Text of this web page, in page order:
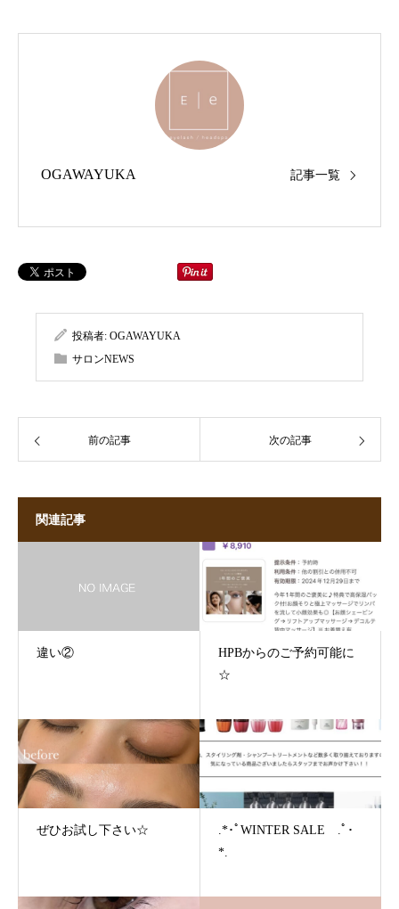
OGAWAYUKA 記事一覧
投稿者: OGAWAYUKA
サロンNEWS
前の記事 次の記事
関連記事
違い②
HPBからのご予約可能に
☆
ぜひお試し下さい☆
.*･ﾟWINTER SALE .ﾟ･
*.